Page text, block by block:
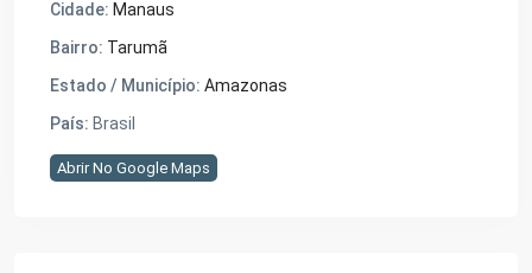
Cidade: Manaus
Bairro: Tarumã
Estado / Município: Amazonas
País: Brasil
Abrir No Google Maps